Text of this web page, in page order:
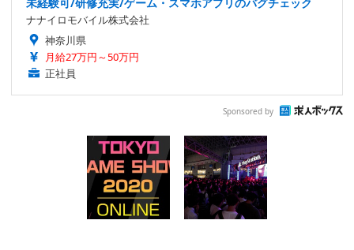
ナナイロモバイル株式会社
神奈川県
月給27万円～50万円
正社員
Sponsored by